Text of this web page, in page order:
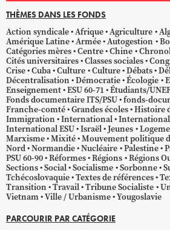
THÈMES DANS LES FONDS
Action syndicale Afrique Agriculture
Amérique Latine Armée Autogestion
Catégories mères Centre Chine
Cités universitaires Classes sociales
Crise Cuba Culture Culture Débats
Décentralisation Démocratie Écologie
Enseignement ESU 60-71 Étudiants/
Fonds documentaire ITS/PSU fonds-
Franche-comté Grandes écoles Histoire
Immigration International
International ESU Israël Jeunes
Marxisme Mixité Mouvement politique
Nord Normandie Nucléaire Palestine
PSU 60-90 Réformes Régions Régions
Sections Social Socialisme Sorbonne
Tchécoslovaquie Textes de références
Transition Travail Tribune Socialiste
Vietnam Ville / Urbanisme Yougoslavie
PARCOURIR PAR CATÉGORIE